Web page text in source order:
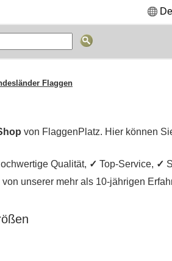
Flaggen
von FlaggenPlatz. Hier können
Qualität, ✓ Top-Service, ✓
unserer mehr als 10-jährigen